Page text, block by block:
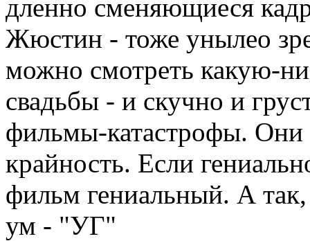
дленно сменяющиеся
Жюстин - тоже унылео
можно смотреть какую-
свадьбы - и скучно и
фильмы-катастрофы. Они
крайность. Если
фильм гениальный. А
ум - "УГ"